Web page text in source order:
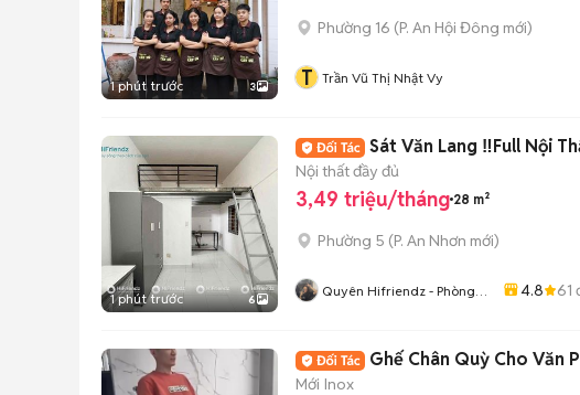
1 phút trước 3
Phường 16 (P. An Hội Đông mới)
T Trần Vũ Thị Nhật Vy
1 phút trước 6
Sát Văn Lang ‼️Full Nội
Nội thất đầy đủ
3,49 triệu/tháng 28 m²
Phường 5 (P. An Nhơn mới)
Quyên Hifriendz - Phòng
4.8 61
Ghế Chân Quỳ Cho Văn
Mới Inox